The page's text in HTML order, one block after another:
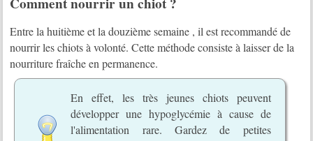
Entre la huitième et la douzième semaine , il est recommandé de
nourrir les chiots à volonté. Cette méthode consiste à laisser de la
nourriture fraîche en permanence.
En effet, les très jeunes chiots peuvent
développer une hypoglycémie à cause de
l'alimentation rare. Gardez de petites